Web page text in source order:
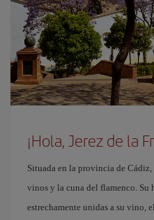
¡Hola, Jerez de la
Situada en la provincia de Cádiz,
vinos y la cuna del flamenco. Su
estrechamente unidas a su vino,